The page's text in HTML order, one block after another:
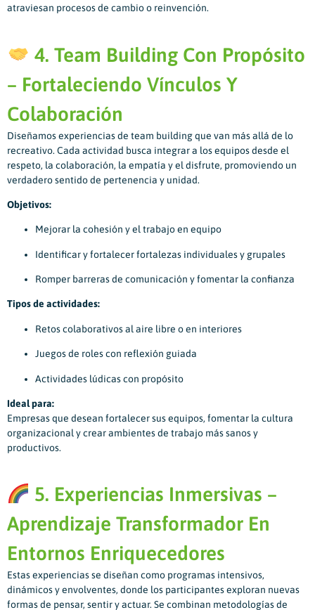
atraviesan procesos de cambio o reinvención.
4. Team Building Con Propósito
– Fortaleciendo Vínculos Y
Colaboración
Diseñamos experiencias de team building que van más allá de lo
recreativo. Cada actividad busca integrar a los equipos desde el
respeto, la colaboración, la empatía y el disfrute, promoviendo un
verdadero sentido de pertenencia y unidad.
Objetivos:
Mejorar la cohesión y el trabajo en equipo
Identificar y fortalecer fortalezas individuales y grupales
Romper barreras de comunicación y fomentar la confianza
Tipos de actividades:
Retos colaborativos al aire libre o en interiores
Juegos de roles con reflexión guiada
Actividades lúdicas con propósito
Ideal para:
Empresas que desean fortalecer sus equipos, fomentar la cultura
organizacional y crear ambientes de trabajo más sanos y
productivos.
5. Experiencias Inmersivas –
Aprendizaje Transformador En
Entornos Enriquecedores
Estas experiencias se diseñan como programas intensivos,
dinámicos y envolventes, donde los participantes exploran nuevas
formas de pensar, sentir y actuar. Se combinan metodologías de